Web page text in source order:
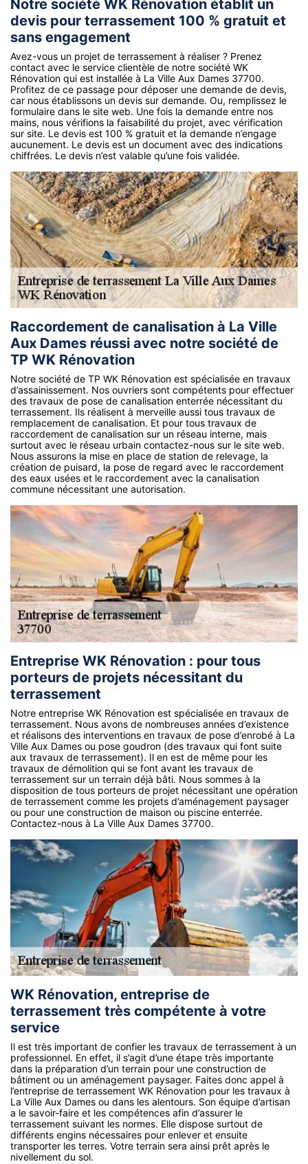
Notre société WK Rénovation établit un
devis pour terrassement 100 % gratuit et
sans engagement
Avez-vous un projet de terrassement à réaliser ? Prenez
contact avec le service clientèle de notre société WK
Rénovation qui est installée à La Ville Aux Dames 37700.
Profitez de ce passage pour déposer une demande de devis,
car nous établissons un devis sur demande. Ou, remplissez le
formulaire dans le site web. Une fois la demande entre nos
mains, nous vérifions la faisabilité du projet, avec vérification
sur site. Le devis est 100 % gratuit et la demande n’engage
aucunement. Le devis est un document avec des indications
chiffrées. Le devis n’est valable qu’une fois validée.
Raccordement de canalisation à La Ville
Aux Dames réussi avec notre société de
TP WK Rénovation
Notre société de TP WK Rénovation est spécialisée en travaux
d’assainissement. Nos ouvriers sont compétents pour effectuer
des travaux de pose de canalisation enterrée nécessitant du
terrassement. Ils réalisent à merveille aussi tous travaux de
remplacement de canalisation. Et pour tous travaux de
raccordement de canalisation sur un réseau interne, mais
surtout avec le réseau urbain contactez-nous sur le site web.
Nous assurons la mise en place de station de relevage, la
création de puisard, la pose de regard avec le raccordement
des eaux usées et le raccordement avec la canalisation
commune nécessitant une autorisation.
Entreprise WK Rénovation : pour tous
porteurs de projets nécessitant du
terrassement
Notre entreprise WK Rénovation est spécialisée en travaux de
terrassement. Nous avons de nombreuses années d’existence
et réalisons des interventions en travaux de pose d’enrobé à La
Ville Aux Dames ou pose goudron (des travaux qui font suite
aux travaux de terrassement). Il en est de même pour les
travaux de démolition qui se font avant les travaux de
terrassement sur un terrain déjà bâti. Nous sommes à la
disposition de tous porteurs de projet nécessitant une opération
de terrassement comme les projets d’aménagement paysager
ou pour une construction de maison ou piscine enterrée.
Contactez-nous à La Ville Aux Dames 37700.
WK Rénovation, entreprise de
terrassement très compétente à votre
service
Il est très important de confier les travaux de terrassement à un
professionnel. En effet, il s’agit d’une étape très importante
dans la préparation d’un terrain pour une construction de
bâtiment ou un aménagement paysager. Faites donc appel à
l’entreprise de terrassement WK Rénovation pour les travaux à
La Ville Aux Dames ou dans les alentours. Son équipe d’artisan
a le savoir-faire et les compétences afin d’assurer le
terrassement suivant les normes. Elle dispose surtout de
différents engins nécessaires pour enlever et ensuite
transporter les terres. Votre terrain sera ainsi prêt après le
nivellement du sol.